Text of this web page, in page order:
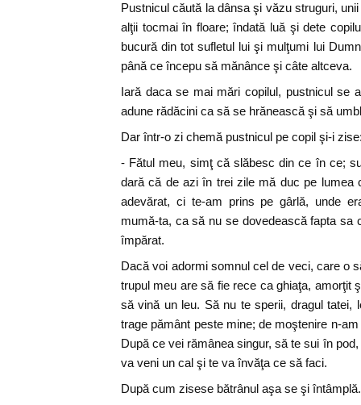
Pustnicul căută la dânsa şi văzu struguri,
alţii tocmai în floare; îndată luă şi dete
bucură din tot sufletul lui şi mulţumi lui
până ce începu să mănânce şi câte altceva.
Iară daca se mai mări copilul, pustnicul se
adune rădăcini ca să se hrănească şi să
Dar într-o zi chemă pustnicul pe copil şi-i
- Fătul meu, simţ că slăbesc din ce în ce;
dară că de azi în trei zile mă duc pe lumea
adevărat, ci te-am prins pe gârlă, unde
mumă-ta, ca să nu se dovedească fapta sa
împărat.
Dacă voi adormi somnul cel de veci, care o
trupul meu are să fie rece ca ghiaţa, amorţit
să vină un leu. Să nu te sperii, dragul tatei,
trage pământ peste mine; de moştenire n-
După ce vei rămânea singur, să te sui în
va veni un cal şi te va învăţa ce să faci.
După cum zisese bătrânul aşa se şi întâmplă.